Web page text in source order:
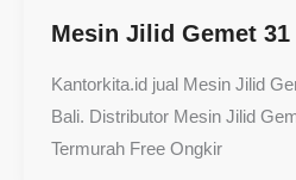
Mesin Jilid Gemet 31
Kantorkita.id jual Mesin Jilid
Bali. Distributor Mesin Jilid
Termurah Free Ongkir